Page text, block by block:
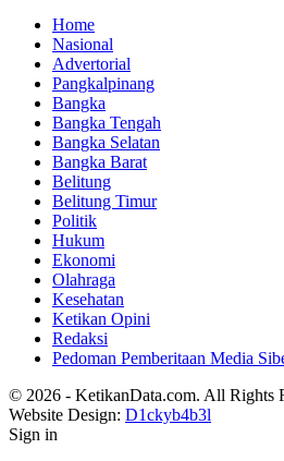
Home
Nasional
Advertorial
Pangkalpinang
Bangka
Bangka Tengah
Bangka Selatan
Bangka Barat
Belitung
Belitung Timur
Politik
Hukum
Ekonomi
Olahraga
Kesehatan
Ketikan Opini
Redaksi
Pedoman Pemberitaan Media
© 2026 - KetikanData.com. All Rights
Website Design: D1ckyb4b3l
Sign in